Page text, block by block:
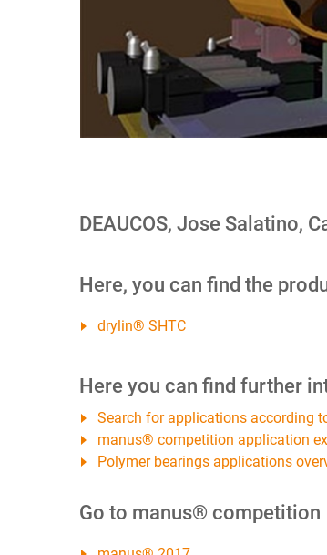
DEAUCOS, Jose Salatino,
Here, you can find the
drylin® SHTC
Here you can find further
Search for applications according
manus® competition application
Polymer bearings applications
Go to manus® competition